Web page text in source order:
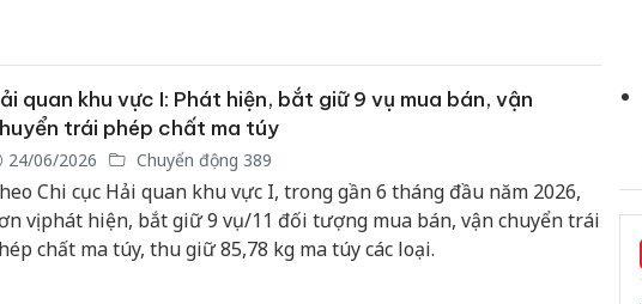
quan khu vực I: Phát hiện, bắt giữ 9 vụ mua bán, vận
trái phép chất ma túy
24/06/2026 Chuyển động 389
Chi cục Hải quan khu vực I, trong gần 6 tháng đầu năm 2026,
vị phát hiện, bắt giữ 9 vụ/11 đối tượng mua bán, vận chuyển trái
chất ma túy, thu giữ 85,78 kg ma túy các loại.